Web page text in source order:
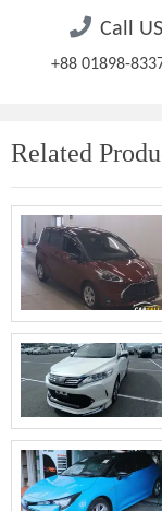
Call US
+88 01898-
Related